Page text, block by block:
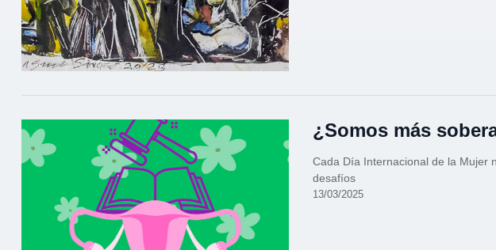
¿Somos más
Cada Día Internacional de la Mujer
desafíos
13/03/2025